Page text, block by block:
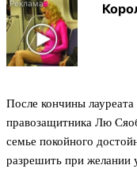
После кончины лауреата
правозащитника Лю
семье покойного
разрешить при желании